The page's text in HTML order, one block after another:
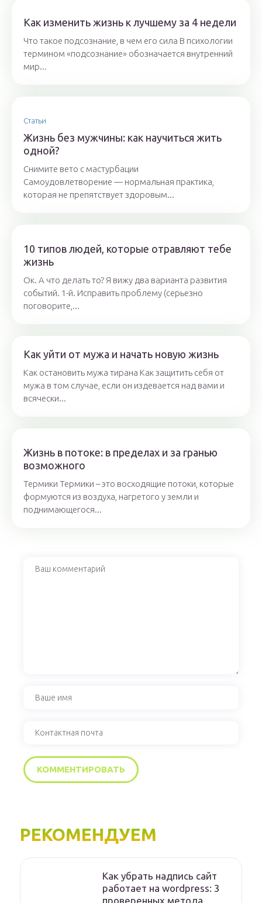
Как изменить жизнь к лучшему за 4 недели
Что такое подсознание, в чем его сила В психологии
термином «подсознание» обозначается внутренний
мир...
Статьи
Жизнь без мужчины: как научиться жить
одной?
Снимите вето с мастурбации
Самоудовлетворение — нормальная практика,
которая не препятствует здоровым...
10 типов людей, которые отравляют тебе
жизнь
Ок. А что делать то? Я вижу два варианта развития
событий. 1-й. Исправить проблему (серьезно
поговорите,...
Как уйти от мужа и начать новую жизнь
Как остановить мужа тирана Как защитить себя от
мужа в том случае, если он издевается над вами и
всячески...
Жизнь в потоке: в пределах и за гранью
возможного
Термики Термики – это восходящие потоки, которые
формуются из воздуха, нагретого у земли и
поднимающегося...
РЕКОМЕНДУЕМ
Как убрать надпись сайт
работает на wordpress: 3
проверенных метода